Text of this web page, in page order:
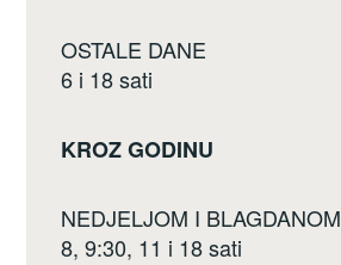
OSTALE DANE
6 i 18 sati
KROZ GODINU
NEDJELJOM I BLAGDANOM
8, 9:30, 11 i 18 sati